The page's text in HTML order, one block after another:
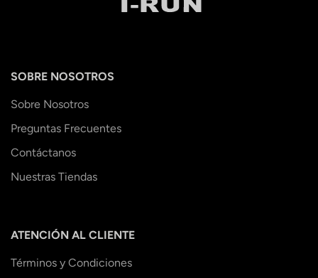
SOBRE NOSOTROS
Sobre Nosotros
Preguntas Frecuentes
Contáctanos
Nuestras Tiendas
ATENCIÓN AL CLIENTE
Términos y Condiciones